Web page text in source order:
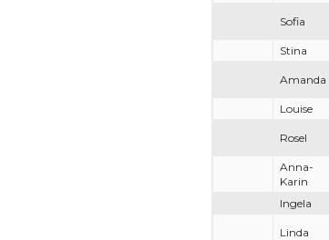
Sofia
Stina
Amanda
Louise
Rosel
Anna-
Karin
Ingela
Linda